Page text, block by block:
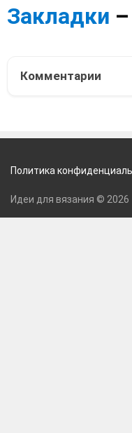
Закладки
Комментарии
Политика
Идеи для вязания © 2026